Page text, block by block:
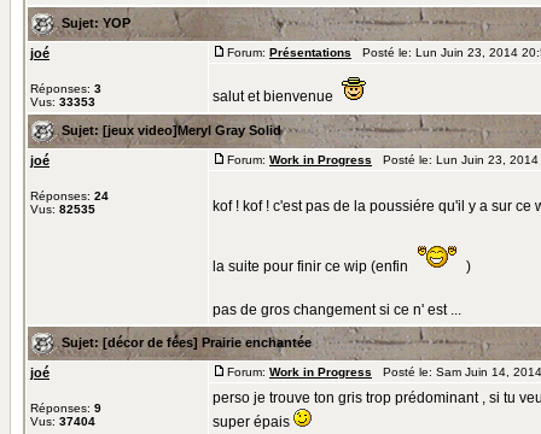
Sujet: YOP
joé
Réponses: 3
Vus: 33353
Forum: Présentations Posté le: Lun Juin 23, 2014
salut et bienvenue
Sujet: [jeux video]Meryl Gray Solid
joé
Réponses: 24
Vus: 82535
Forum: Work in Progress Posté le: Lun Juin 23,
kof ! kof ! c'est pas de la poussiére qu'il y a sur
la suite pour finir ce wip (enfin )
pas de gros changement si ce n' est ...
Sujet: [décor de fées] Prairie enchantée
joé
Réponses: 9
Vus: 37404
Forum: Work in Progress Posté le: Sam Juin 14,
perso je trouve ton gris trop prédominant , si tu
super épais